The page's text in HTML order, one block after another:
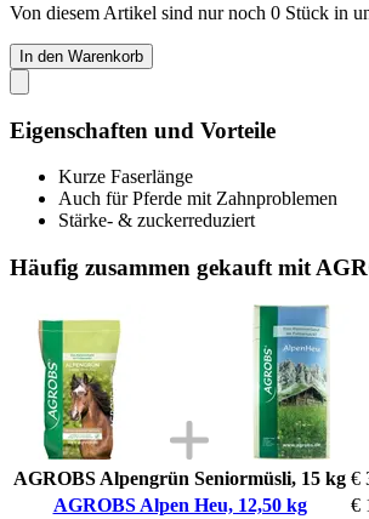
Von diesem Artikel sind nur noch 0 Stück in
In den Warenkorb
Eigenschaften und Vorteile
Kurze Faserlänge
Auch für Pferde mit Zahnproblemen
Stärke- & zuckerreduziert
Häufig zusammen gekauft mit
AGROBS Alpengrün Seniormüsli, 15 kg €
AGROBS Alpen Heu, 12,50 kg
€